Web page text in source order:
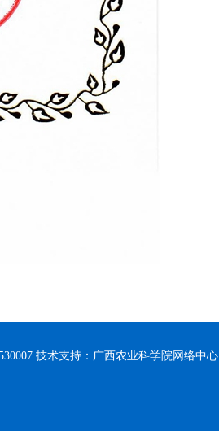
技术支持：广西农业科学院网络中心